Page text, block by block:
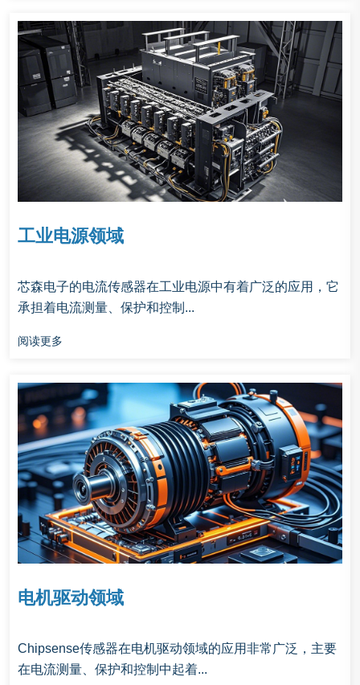
工业电源领域
芯森电子的‌电流传感器在工业电源中有着广泛的应用，它
承担着电流测量、保护和控制...
阅读更多
电机驱动领域
Chipsense传感器在电机驱动领域的应用非常广泛，主要
在电流测量、保护和控制中起着...